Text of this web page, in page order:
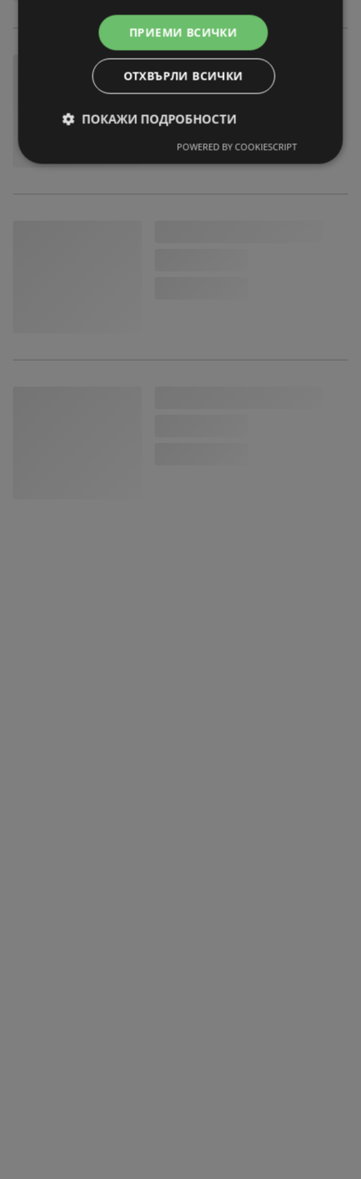
ПРИЕМИ ВСИЧКИ
ОТХВЪРЛИ ВСИЧКИ
ПОКАЖИ ПОДРОБНОСТИ
POWERED BY COOKIESCRIPT